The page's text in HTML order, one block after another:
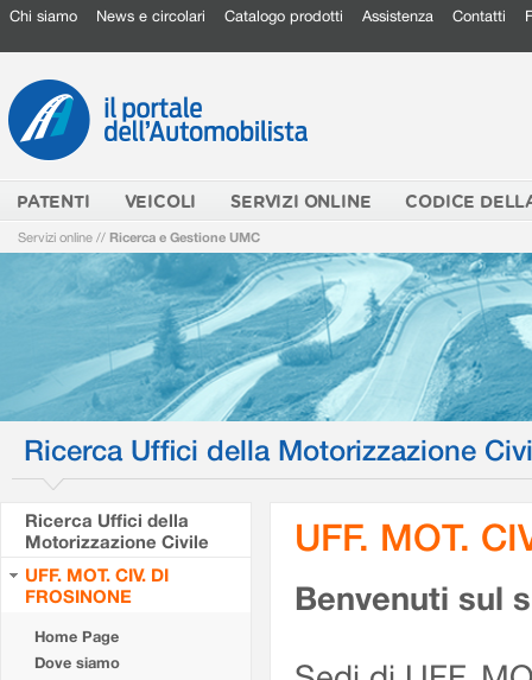
Chi siamo News e circolari Catalogo prodotti Assistenza Contatti
PATENTI VEICOLI SERVIZI ONLINE CODICE
Servizi online // Ricerca e Gestione UMC
Ricerca Uffici della Motorizzazione
Ricerca Uffici della
Motorizzazione Civile
UFF. MOT. CIV. DI
FROSINONE
Home Page
Dove siamo
UFF. MOT.
Benvenuti sul